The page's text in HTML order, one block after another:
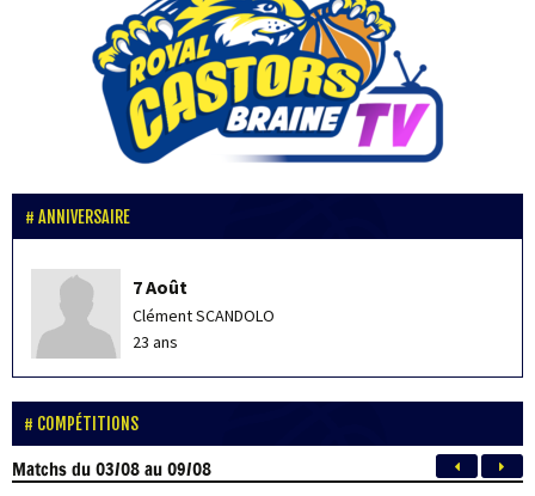
ANNIVERSAIRE
7 Août
Clément SCANDOLO
23 ans
COMPÉTITIONS
Matchsdu 03/08 au 09/08